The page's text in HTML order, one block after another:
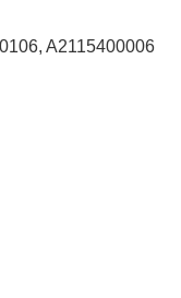
A2115400006